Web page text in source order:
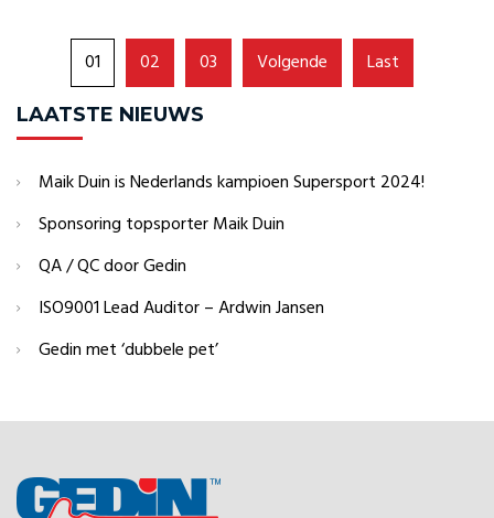
01 02 03 Volgende Last
LAATSTE NIEUWS
Maik Duin is Nederlands kampioen Supersport 2024!
Sponsoring topsporter Maik Duin
QA / QC door Gedin
ISO9001 Lead Auditor – Ardwin Jansen
Gedin met ‘dubbele pet’